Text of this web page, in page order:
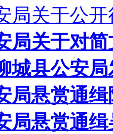
局关于公
局关于对
城县公安
局悬赏通
局悬赏通